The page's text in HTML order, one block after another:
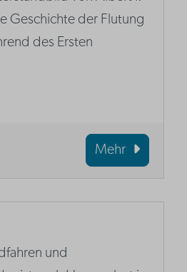
Geschichte der Flutung
des Ersten
Mehr
und